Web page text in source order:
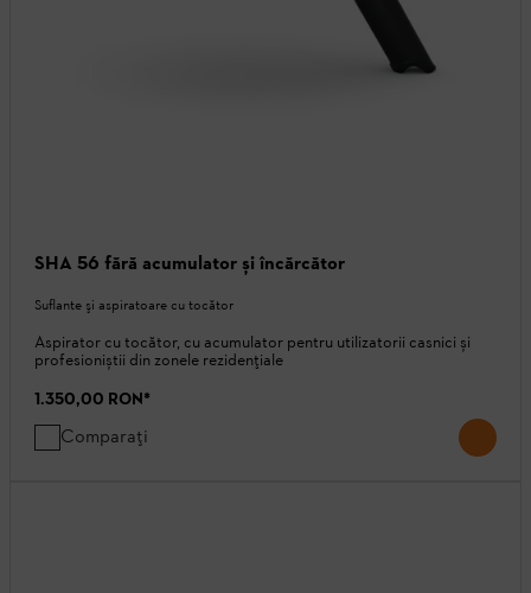
SHA 56 fără acumulator și încărcător
Suflante şi aspiratoare cu tocător
Aspirator cu tocător, cu acumulator pentru utilizatorii casnici și
profesioniștii din zonele rezidențiale
1.350,00 RON*
Comparați